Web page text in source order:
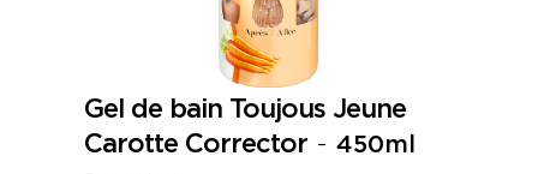
Gel de bain Toujous Jeune
Carotte Corrector- 450ml